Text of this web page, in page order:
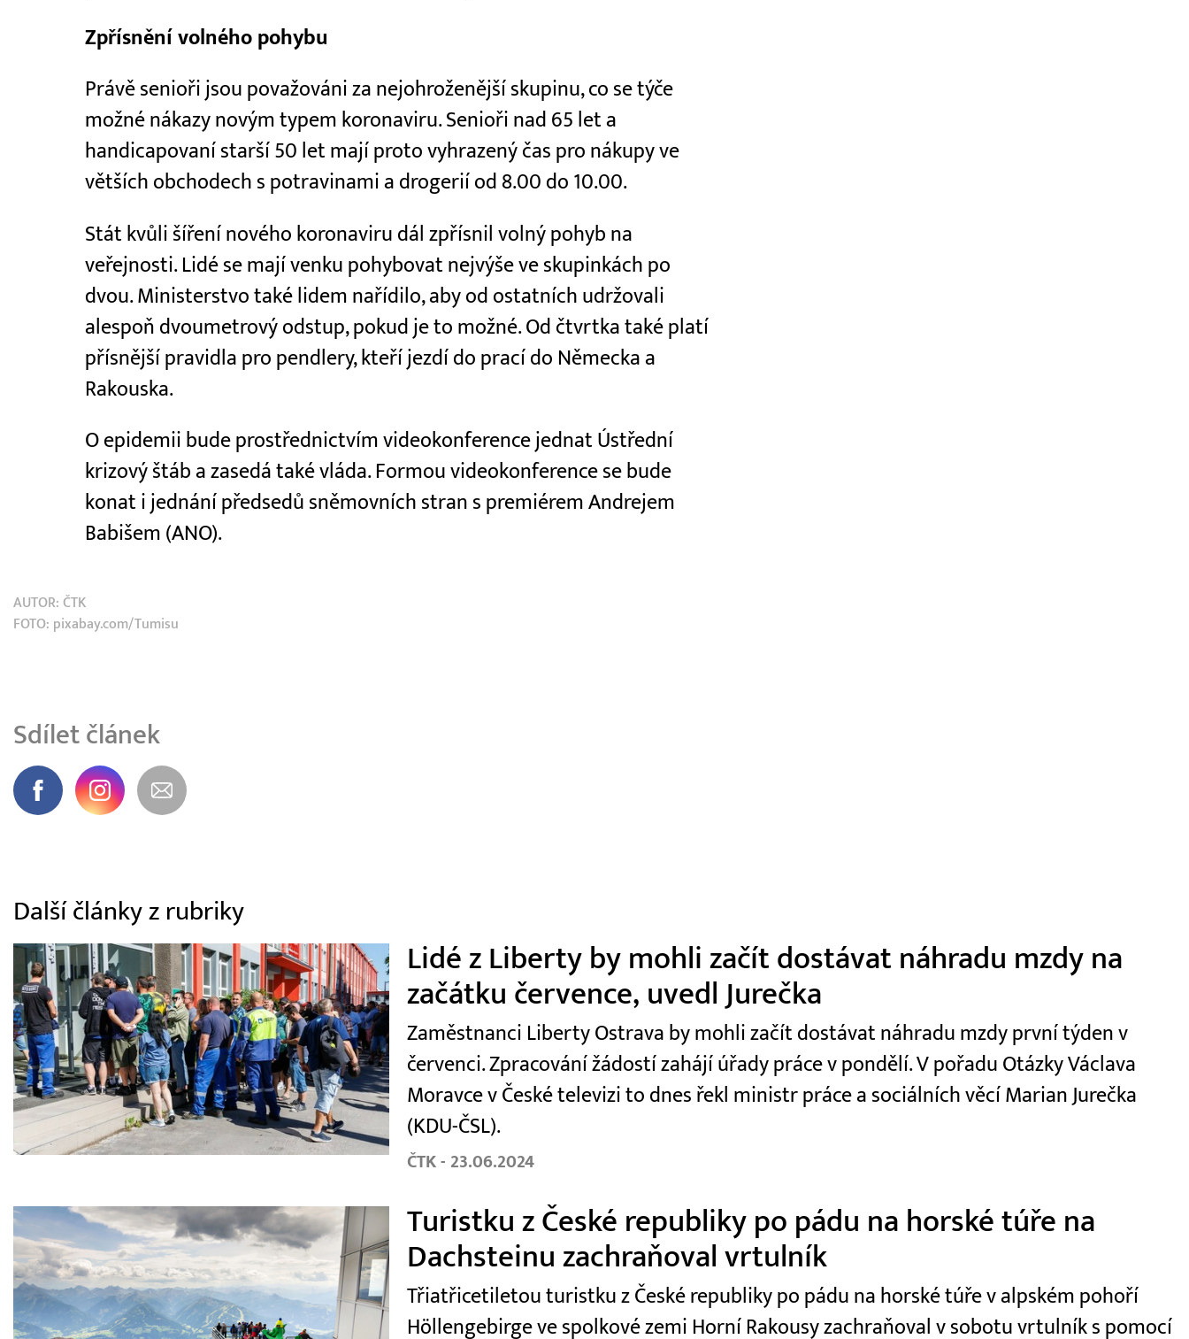
Zpřísnění volného pohybu
Právě senioři jsou považováni za nejohroženější skupinu, co se týče
možné nákazy novým typem koronaviru. Senioři nad 65 let a
handicapovaní starší 50 let mají proto vyhrazený čas pro nákupy ve
větších obchodech s potravinami a drogerií od 8.00 do 10.00.
Stát kvůli šíření nového koronaviru dál zpřísnil volný pohyb na
veřejnosti. Lidé se mají venku pohybovat nejvýše ve skupinkách po
dvou. Ministerstvo také lidem nařídilo, aby od ostatních udržovali
alespoň dvoumetrový odstup, pokud je to možné. Od čtvrtka také platí
přísnější pravidla pro pendlery, kteří jezdí do prací do Německa a
Rakouska.
O epidemii bude prostřednictvím videokonference jednat Ústřední
krizový štáb a zasedá také vláda. Formou videokonference se bude
konat i jednání předsedů sněmovních stran s premiérem Andrejem
Babišem (ANO).
AUTOR: ČTK
FOTO: pixabay.com/Tumisu
Sdílet článek
Další články z rubriky
Lidé z Liberty by mohli začít dostávat náhradu mzdy na
začátku července, uvedl Jurečka
Zaměstnanci Liberty Ostrava by mohli začít dostávat náhradu mzdy první týden v
červenci. Zpracování žádostí zahájí úřady práce v pondělí. V pořadu Otázky Václava
Moravce v České televizi to dnes řekl ministr práce a sociálních věcí Marian Jurečka
(KDU-ČSL).
ČTK - 23.06.2024
Turistku z České republiky po pádu na horské túře na
Dachsteinu zachraňoval vrtulník
Třiatřicetiletou turistku z České republiky po pádu na horské túře v alpském pohoří
Höllengebirge ve spolkové zemi Horní Rakousy zachraňoval v sobotu vrtulník s pomocí